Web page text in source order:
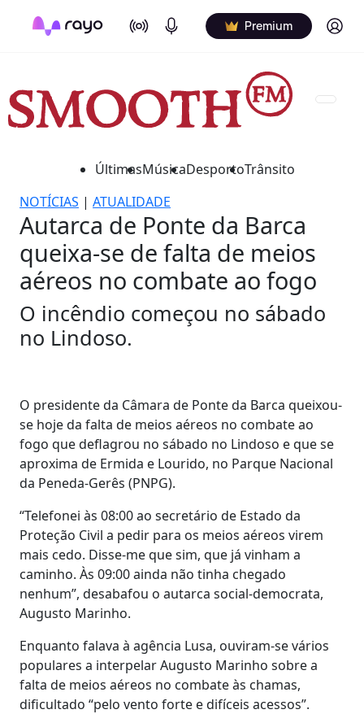
On Air Podcasts Premium Log in
ÚltimasMúsicaDesportoTrânsito
NOTÍCIAS | ATUALIDADE
Autarca de Ponte da Barca
queixa-se de falta de meios
aéreos no combate ao fogo
O incêndio começou no sábado
no Lindoso.
O presidente da Câmara de Ponte da Barca queixou-
se hoje da falta de meios aéreos no combate ao
fogo que deflagrou no sábado no Lindoso e que se
aproxima de Ermida e Lourido, no Parque Nacional
da Peneda-Gerês (PNPG).
“Telefonei às 08:00 ao secretário de Estado da
Proteção Civil a pedir para os meios aéreos virem
mais cedo. Disse-me que sim, que já vinham a
caminho. Às 09:00 ainda não tinha chegado
nenhum”, desabafou o autarca social-democrata,
Augusto Marinho.
Enquanto falava à agência Lusa, ouviram-se vários
populares a interpelar Augusto Marinho sobre a
falta de meios aéreos no combate às chamas,
dificultado “pelo vento forte e difíceis acessos”.